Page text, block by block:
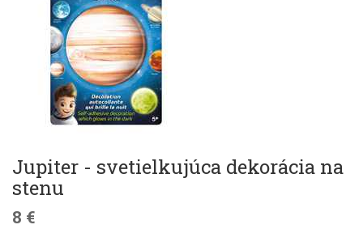
Jupiter - svetielkujúca dekorácia na
stenu
8 €